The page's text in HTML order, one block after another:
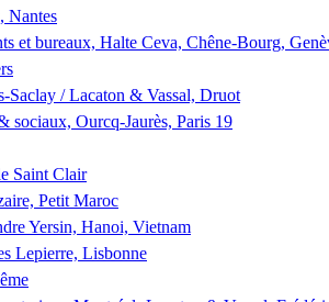
Nantes
et bureaux, Halte Ceva, Chêne-Bourg,
Saclay / Lacaton & Vassal, Druot
sociaux, Ourcq-Jaurès, Paris 19
Saint Clair
Petit Maroc
Yersin, Hanoi, Vietnam
Lepierre, Lisbonne